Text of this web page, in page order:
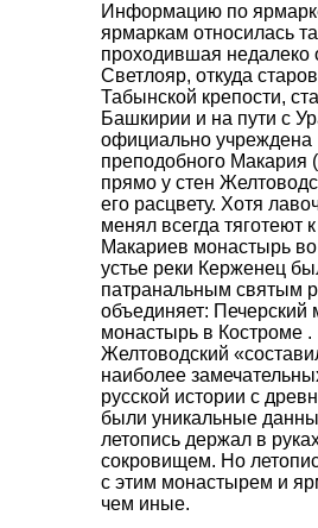
Информацию по
ярмаркам относилась
проходившая недалеко
Светлояр, откуда
Табынской крепости,
Башкирии и на пути с
официально учреждена
преподобного Макария
прямо у стен
его расцвету. Хотя
менял всегда
Макариев монастырь
устье реки Керженец
патранальным святым
объединяет:
монастырь в Костроме
Желтоводский
наиболее
русской истории с
были уникальные
летопись держал в
сокровищем. Но
с этим монастырем и
чем иные.